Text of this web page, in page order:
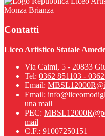
Monza Brianza
Contatti
Liceo Artistico Statale
Via Caimi, 5 - 20833
Tel: 0362 851103 -
Email:
Email:
una mail
PEC:
mail
C.F.: 91007250151